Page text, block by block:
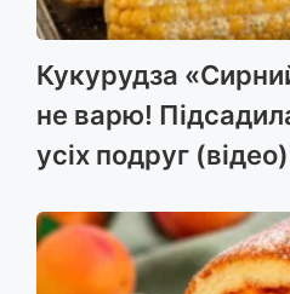
Кукурудза
не варю!
усіх подруг (відео)